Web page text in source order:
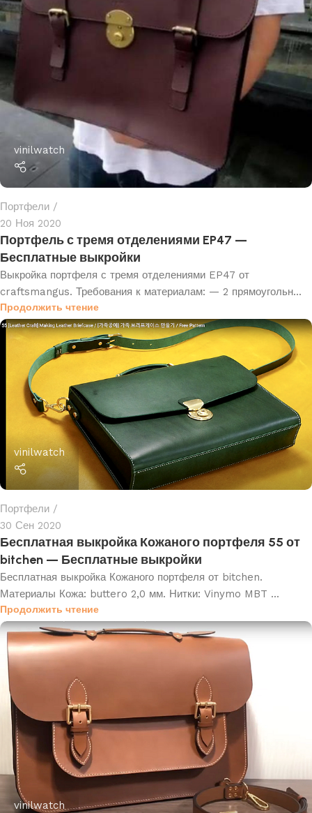
vinilwatch
Портфели
20 Ноя 2020
Портфель с тремя отделениями EP47 —
Бесплатные выкройки
Выкройка портфеля с тремя отделениями EP47 от
craftsmangus. Требования к материалам: — 2 прямоугольн...
Продолжить чтение
vinilwatch
Портфели
30 Сен 2020
Бесплатная выкройка Кожаного портфеля 55 от
bitchen — Бесплатные выкройки
Бесплатная выкройка Кожаного портфеля от bitchen.
Материалы Кожа: buttero 2,0 мм. Нитки: Vinymo MBT ...
Продолжить чтение
vinilwatch